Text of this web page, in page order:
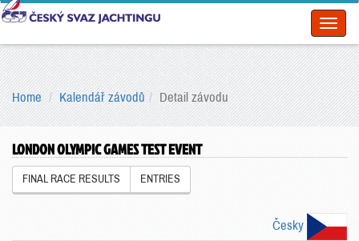
Home Kalendář závodů Detail závodu
LONDON OLYMPIC GAMES TEST EVENT
FINAL RACE RESULTS ENTRIES
Česky